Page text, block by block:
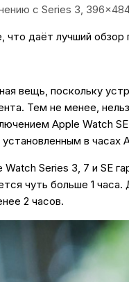
с Series 3,
даёт лучший
вещь, поскольку
Тем не менее,
Apple Watch
в часах
Series 3, 7 и SE
чуть больше 1
2 часов.